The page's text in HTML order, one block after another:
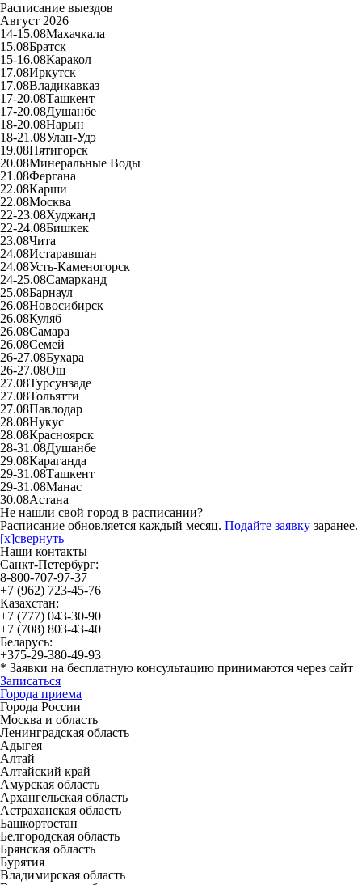
Расписание выездов
Август 2026
14-15.08Махачкала
15.08Братск
15-16.08Каракол
17.08Иркутск
17.08Владикавказ
17-20.08Ташкент
17-20.08Душанбе
18-20.08Нарын
18-21.08Улан-Удэ
19.08Пятигорск
20.08Минеральные Воды
21.08Фергана
22.08Карши
22.08Москва
22-23.08Худжанд
22-24.08Бишкек
23.08Чита
24.08Истаравшан
24.08Усть-Каменогорск
24-25.08Самарканд
25.08Барнаул
26.08Новосибирск
26.08Куляб
26.08Самара
26.08Семей
26-27.08Бухара
26-27.08Ош
27.08Турсунзаде
27.08Тольятти
27.08Павлодар
28.08Нукус
28.08Красноярск
28-31.08Душанбе
29.08Караганда
29-31.08Ташкент
29-31.08Манас
30.08Астана
Не нашли свой город в расписании?
Расписание обновляется каждый месяц. Подайте заявку заранее.
[x]свернуть
Наши контакты
Санкт-Петербург:
8-800-707-97-37
+7 (962) 723-45-76
Казахстан:
+7 (777) 043-30-90
+7 (708) 803-43-40
Беларусь:
+375-29-380-49-93
* Заявки на бесплатную консультацию принимаются через сайт
Записаться
Города приема
Города России
Москва и область
Ленинградская область
Адыгея
Алтай
Алтайский край
Амурская область
Архангельская область
Астраханская область
Башкортостан
Белгородская область
Брянская область
Бурятия
Владимирская область